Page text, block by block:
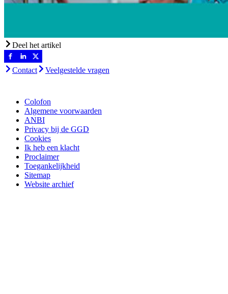
Deel het artikel
Contact Veelgestelde vragen
Colofon
Algemene voorwaarden
ANBI
Privacy bij de GGD
Cookies
Ik heb een klacht
Proclaimer
Toegankelijkheid
Sitemap
Website archief